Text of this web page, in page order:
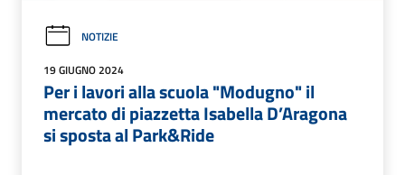
NOTIZIE
19 GIUGNO 2024
Per i lavori alla scuola "Modugno" il
mercato di piazzetta Isabella D’Aragona
si sposta al Park&Ride